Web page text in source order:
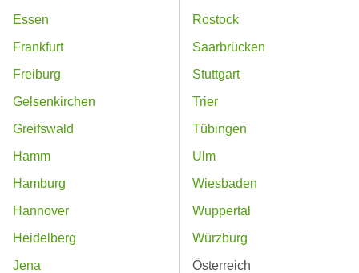
Essen
Frankfurt
Freiburg
Gelsenkirchen
Greifswald
Hamm
Hamburg
Hannover
Heidelberg
Jena
Rostock
Saarbrücken
Stuttgart
Trier
Tübingen
Ulm
Wiesbaden
Wuppertal
Würzburg
Österreich